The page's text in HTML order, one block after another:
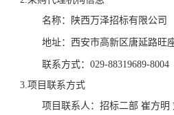
名称：
陕西万泽招标有限公司
地址： 西安市高新区唐延路旺
联系方式： 029-88319689-8004
3.项目联系方式
项目联系人： 招标二部 崔方明